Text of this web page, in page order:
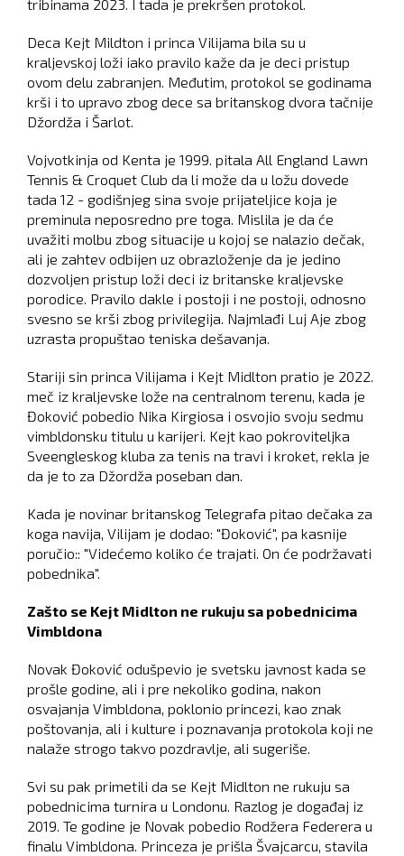
tribinama 2023. I tada je prekršen protokol.
Deca Kejt Mildton i princa Vilijama bila su u
kraljevskoj loži iako pravilo kaže da je deci pristup
ovom delu zabranjen. Međutim, protokol se godinama
krši i to upravo zbog dece sa britanskog dvora tačnije
Džordža i Šarlot.
Vojvotkinja od Kenta je 1999. pitala All England Lawn
Tennis & Croquet Club da li može da u ložu dovede
tada 12 - godišnjeg sina svoje prijateljice koja je
preminula neposredno pre toga. Mislila je da će
uvažiti molbu zbog situacije u kojoj se nalazio dečak,
ali je zahtev odbijen uz obrazloženje da je jedino
dozvoljen pristup loži deci iz britanske kraljevske
porodice. Pravilo dakle i postoji i ne postoji, odnosno
svesno se krši zbog privilegija. Najmlađi Luj Aje zbog
uzrasta propuštao teniska dešavanja.
Stariji sin princa Vilijama i Kejt Midlton pratio je 2022.
meč iz kraljevske lože na centralnom terenu, kada je
Đoković pobedio Nika Kirgiosa i osvojio svoju sedmu
vimbldonsku titulu u karijeri. Kejt kao pokroviteljka
Sveengleskog kluba za tenis na travi i kroket, rekla je
da je to za Džordža poseban dan.
Kada je novinar britanskog Telegrafa pitao dečaka za
koga navija, Vilijam je dodao: "Đoković", pa kasnije
poručio:: "Videćemo koliko će trajati. On će podržavati
pobednika".
Zašto se Kejt Midlton ne rukuju sa pobednicima
Vimbldona
Novak Đoković odušpevio je svetsku javnost kada se
prošle godine, ali i pre nekoliko godina, nakon
osvajanja Vimbldona, poklonio princezi, kao znak
poštovanja, ali i kulture i poznavanja protokola koji ne
nalaže strogo takvo pozdravlje, ali sugeriše.
Svi su pak primetili da se Kejt Midlton ne rukuju sa
pobednicima turnira u Londonu. Razlog je događaj iz
2019. Te godine je Novak pobedio Rodžera Federera u
finalu Vimbldona. Princeza je prišla Švajcarcu, stavila